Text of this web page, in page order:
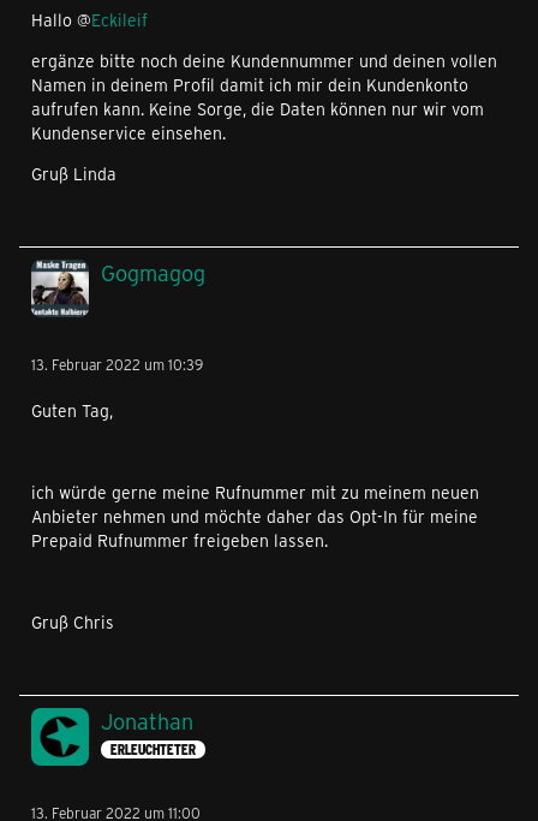
Hallo @Eckileif
ergänze bitte noch deine Kundennummer und deinen vollen
Namen in deinem Profil damit ich mir dein Kundenkonto
aufrufen kann. Keine Sorge, die Daten können nur wir vom
Kundenservice einsehen.
Gruß Linda
Gogmagog
13. Februar 2022 um 10:39
Guten Tag,
ich würde gerne meine Rufnummer mit zu meinem neuen
Anbieter nehmen und möchte daher das Opt-In für meine
Prepaid Rufnummer freigeben lassen.
Gruß Chris
Jonathan
ERLEUCHTETER
13. Februar 2022 um 11:00